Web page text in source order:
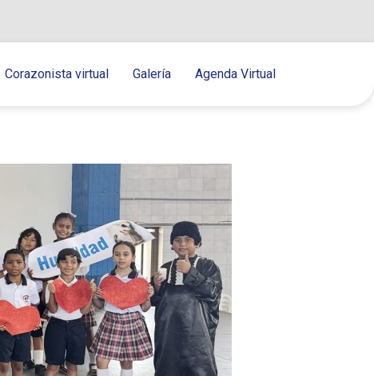
Corazonista virtual Galería Agenda Virtual